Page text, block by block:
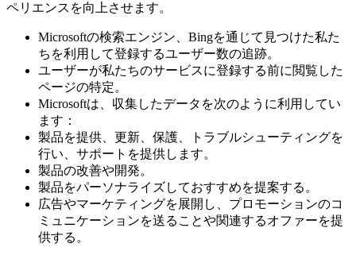
ペリエンスを向上させます。
Microsoftの検索エンジン、Bingを通じて見つけた私た
ちを利用して登録するユーザー数の追跡。
ユーザーが私たちのサービスに登録する前に閲覧した
ページの特定。
Microsoftは、収集したデータを次のように利用してい
ます：
製品を提供、更新、保護、トラブルシューティングを
行い、サポートを提供します。
製品の改善や開発。
製品をパーソナライズしておすすめを提案する。
広告やマーケティングを展開し、プロモーションのコ
ミュニケーションを送ることや関連するオファーを提
供する。